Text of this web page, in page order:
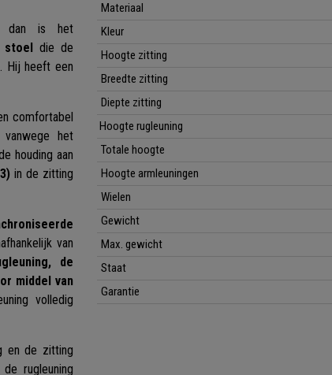
dan is het
stoel die de
Hij heeft een
comfortabel
het
houding aan
in de zitting
van
de
middel van
volledig
en de zitting
rugleuning
Materiaal
Kleur
Hoogte zitting
Breedte zitting
Diepte zitting
Hoogte rugleuning
Totale hoogte
Hoogte armleuningen
Wielen
Gewicht
Max. gewicht
Staat
Garantie